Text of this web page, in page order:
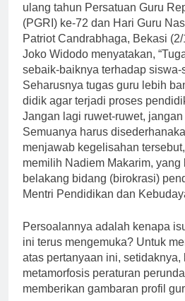
ulang tahun Persatuan Guru
(PGRI) ke-72 dan Hari Guru
Patriot Candrabhaga, Bekasi
Joko Widodo menyatakan,
sebaik-baiknya terhadap siswa-
Seharusnya tugas guru lebih
didik agar terjadi proses
Jangan lagi ruwet-ruwet,
Semuanya harus
menjawab kegelisahan
memilih Nadiem Makarim, yang
belakang bidang (birokrasi)
Mentri Pendidikan dan
Persoalannya adalah kenapa
ini terus mengemuka? Untuk
atas pertanyaan ini,
metamorfosis peraturan
memberikan gambaran profil